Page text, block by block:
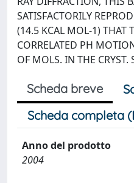
SATISFACTORILY
(14.5 KCAL MOL-1) THAT
CORRELATED PH
OF MOLS. IN THE CRYST.
Scheda breve
Scheda completa
Anno del prodotto
2004